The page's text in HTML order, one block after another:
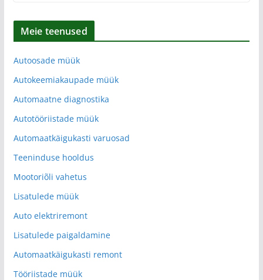
Meie teenused
Autoosade müük
Autokeemiakaupade müük
Automaatne diagnostika
Autotööriistade müük
Automaatkäigukasti varuosad
Teeninduse hooldus
Mootoriõli vahetus
Lisatulede müük
Auto elektriremont
Lisatulede paigaldamine
Automaatkäigukasti remont
Tööriistade müük